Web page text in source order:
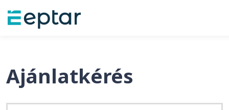
Ajánlatkérés